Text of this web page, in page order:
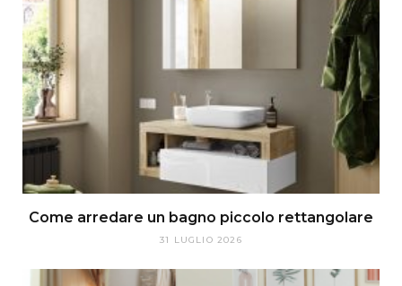
Come arredare un bagno piccolo rettangolare
31 LUGLIO 2026